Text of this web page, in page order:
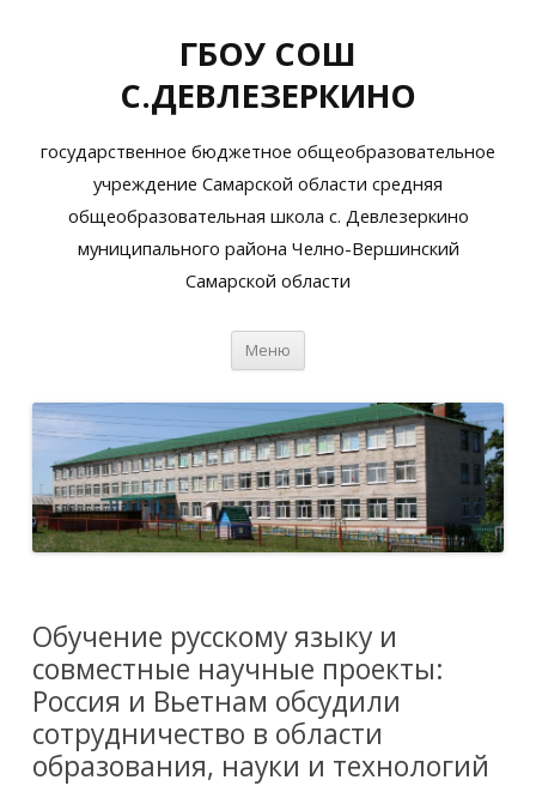
ГБОУ СОШ
С.ДЕВЛЕЗЕРКИНО
государственное бюджетное общеобразовательное
учреждение Самарской области средняя
общеобразовательная школа с. Девлезеркино
муниципального района Челно-Вершинский
Самарской области
Меню
Обучение русскому языку и
совместные научные проекты:
Россия и Вьетнам обсудили
сотрудничество в области
образования, науки и технологий